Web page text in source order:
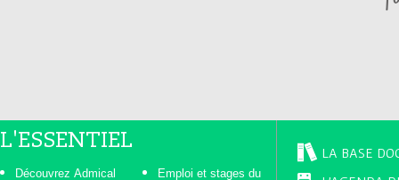
L'ESSENTIEL
Découvrez Admical Emploi et stages du
LA BASE